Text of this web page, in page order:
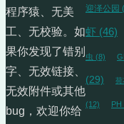
迎泽公园
虾 (46)
虫 (8)
(29) 荷
(12) PH
程序猿、无美
工、无校验。如
果你发现了错别
字、无效链接、
无效附件或其他
bug，欢迎你给